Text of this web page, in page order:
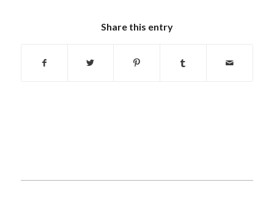
Share this entry